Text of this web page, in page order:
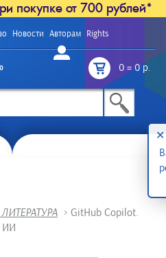
покупке от 700 рублей*
Новости Авторам Rights
Войти
0=0 р.
> GitHub Copilot.
ИИ
✕